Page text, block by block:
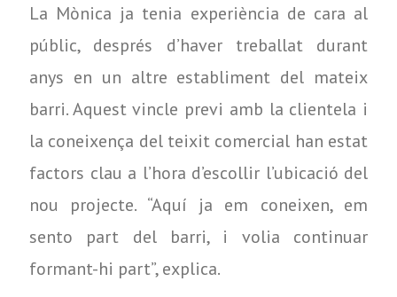
La Mònica ja tenia experiència de cara al
públic, després d’haver treballat durant
anys en un altre establiment del mateix
barri. Aquest vincle previ amb la clientela i
la coneixença del teixit comercial han estat
factors clau a l’hora d’escollir l’ubicació del
nou projecte. “Aquí ja em coneixen, em
sento part del barri, i volia continuar
formant-hi part”, explica.